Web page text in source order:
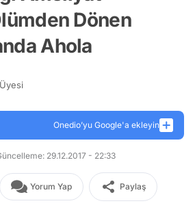
Dönen
Ahola
Onedio’yu Google'a ekleyin
29.12.2017 - 22:33
Yorum Yap Paylaş